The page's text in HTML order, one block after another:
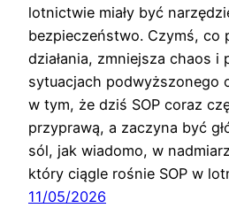
lotnictwie miały być
bezpieczeństwo. Czymś, co
działania, zmniejsza chaos i
sytuacjach podwyższonego
w tym, że dziś SOP coraz
przyprawą, a zaczyna być
sól, jak wiadomo, w
który ciągle rośnie SOP w
11/05/2026